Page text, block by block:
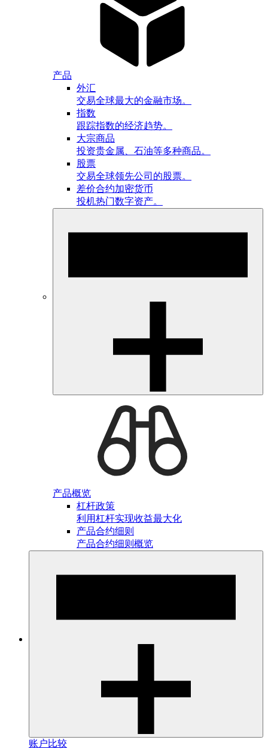
产品
外汇
交易全球最大的金融市场。
指数
跟踪指数的经济趋势。
大宗商品
投资贵金属、石油等多种商品。
股票
交易全球领先公司的股票。
差价合约加密货币
投机热门数字资产。
产品概览
杠杆政策
利用杠杆实现收益最大化
产品合约细则
产品合约细则概览
账户比较